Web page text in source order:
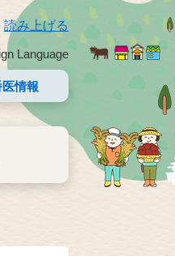
読み上げる
Language
情報